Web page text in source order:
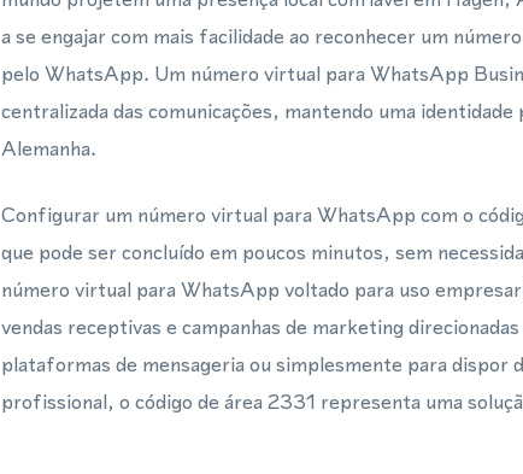
a se engajar com mais facilidade ao reconhecer um
pelo WhatsApp. Um número virtual para WhatsApp
centralizada das comunicações, mantendo uma
Alemanha.
Configurar um número virtual para WhatsApp com o
que pode ser concluído em poucos minutos, sem
número virtual para WhatsApp voltado para uso
vendas receptivas e campanhas de marketing
plataformas de mensageria ou simplesmente para
profissional, o código de área 2331 representa uma